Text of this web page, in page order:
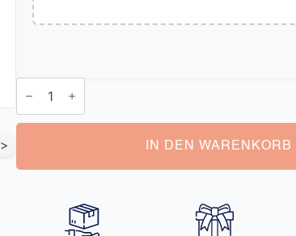
>
Kette
mit
für
IN DEN WARENKORB